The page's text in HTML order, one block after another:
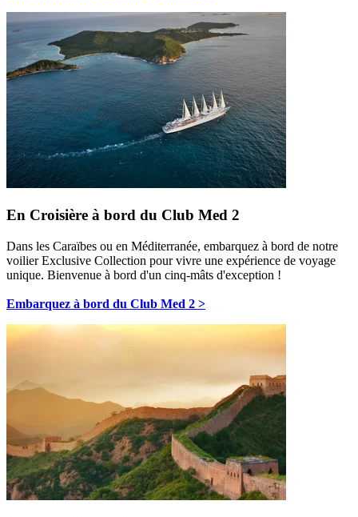
En Croisière à bord du Club Med 2
Dans les Caraïbes ou en Méditerranée, embarquez à bord de notre
voilier Exclusive Collection pour vivre une expérience de voyage
unique. Bienvenue à bord d'un cinq-mâts d'exception !
Embarquez à bord du Club Med 2 >